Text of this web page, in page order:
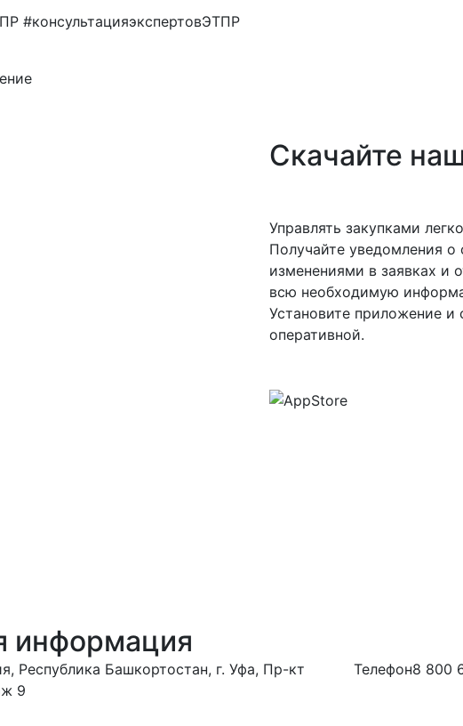
#консультацияэкспертовЭТПР
Скачайте
Управлять закупками
Получайте уведомления о
изменениями в заявках и
всю необходимую
Установите приложение и
оперативной.
информация
Республика Башкортостан, г. Уфа, Пр-кт
9
Телефон8 800